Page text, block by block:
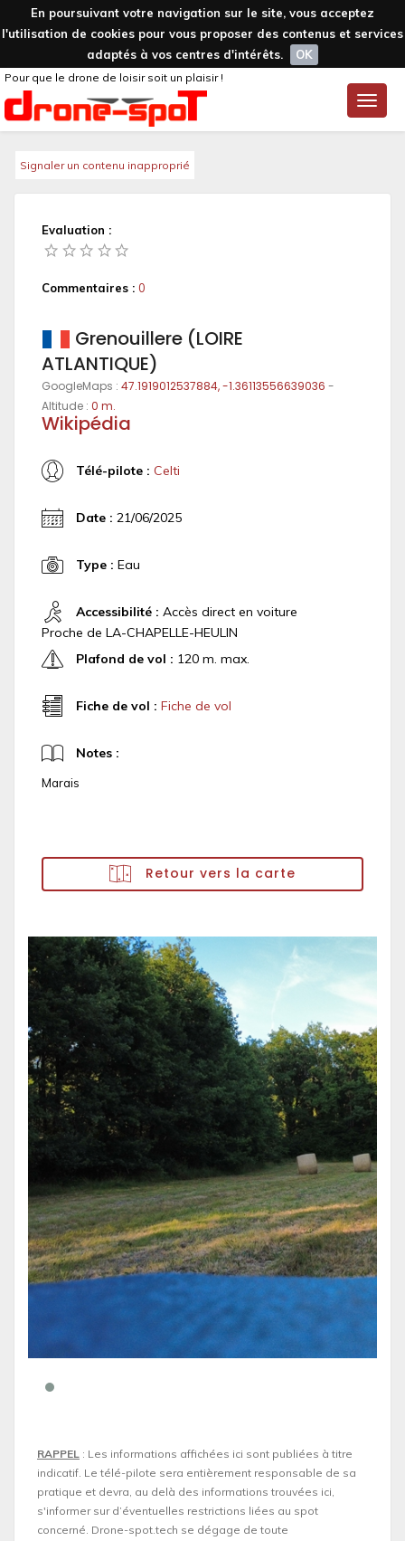
En poursuivant votre navigation sur le site, vous acceptez
l'utilisation de cookies pour vous proposer des contenus et services
adaptés à vos centres d'intérêts.
OK
Toggle
Pour que le drone de loisir soit un plaisir !
Signaler un contenu inapproprié
Evaluation :
Commentaires : 0
Grenouillere (LOIRE
ATLANTIQUE)
GoogleMaps : 47.1919012537884, -1.36113556639036 -
Altitude : 0 m.
Wikipédia
Télé-pilote : Celti
Date : 21/06/2025
Type : Eau
Accessibilité : Accès direct en voiture
Proche de LA-CHAPELLE-HEULIN
Plafond de vol : 120 m. max.
Fiche de vol : Fiche de vol
Notes :
Marais
Retour vers la carte
RAPPEL : Les informations affichées ici sont publiées à titre
indicatif. Le télé-pilote sera entièrement responsable de sa
pratique et devra, au delà des informations trouvées ici,
s'informer sur d’éventuelles restrictions liées au spot
concerné. Drone-spot.tech se dégage de toute